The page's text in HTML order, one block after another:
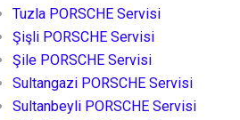
Tuzla PORSCHE Servisi
Şişli PORSCHE Servisi
Şile PORSCHE Servisi
Sultangazi PORSCHE Servisi
Sultanbeyli PORSCHE Servisi